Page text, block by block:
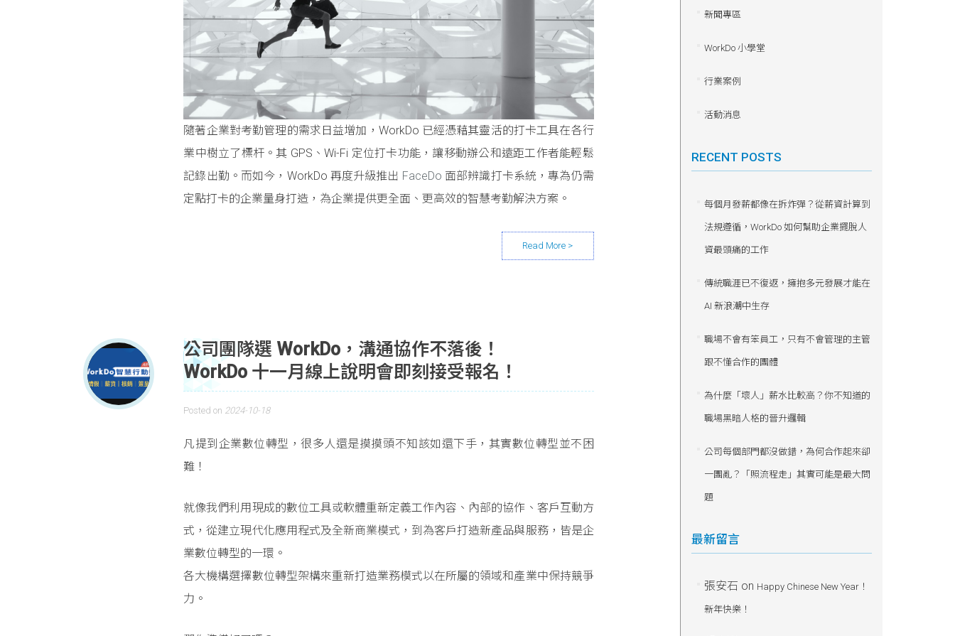
隨著企業對考勤管理的需求日益增加，WorkDo 已經憑藉其靈活的打卡工具在各行
業中樹立了標杆。其 GPS、Wi-Fi 定位打卡功能，讓移動辦公和遠距工作者能輕鬆
記錄出勤。而如今，WorkDo 再度升級推出 FaceDo 面部辨識打卡系統，專為仍需
定點打卡的企業量身打造，為企業提供更全面、更高效的智慧考勤解決方案。
公司團隊選 WorkDo，溝通協作不落後！
WorkDo 十一月線上說明會即刻接受報名！
Posted on 2024-10-18
凡提到企業數位轉型，很多人還是摸摸頭不知該如還下手，其實數位轉型並不困
難！
就像我們利用現成的數位工具或軟體重新定義工作內容、內部的協作、客戶互動方
式，從建立現代化應用程式及全新商業模式，到為客戶打造新產品與服務，皆是企
業數位轉型的一環。
各大機構選擇數位轉型架構來重新打造業務模式以在所屬的領域和產業中保持競爭
力。
新聞專區
WorkDo 小學堂
行業案例
活動消息
RECENT POSTS
每個月發薪都像在拆炸彈？從薪資計算到
法規遵循，WorkDo 如何幫助企業擺脫人
資最頭痛的工作
傳統職涯已不復返，擁抱多元發展才能在
AI 新浪潮中生存
職場不會有笨員工，只有不會管理的主管
跟不懂合作的團體
為什麼「壞人」薪水比較高？你不知道的
職場黑暗人格的晉升邏輯
公司每個部門都沒做錯，為何合作起來卻
一團亂？「照流程走」其實可能是最大問
題
最新留言
張安石 on Happy Chinese New Year！
新年快樂！